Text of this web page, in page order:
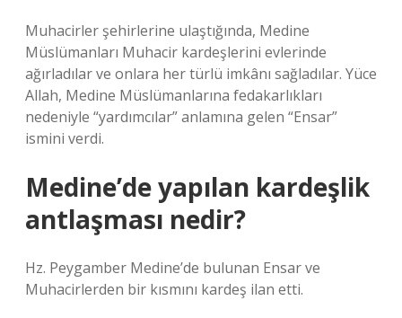
Muhacirler şehirlerine ulaştığında, Medine
Müslümanları Muhacir kardeşlerini evlerinde
ağırladılar ve onlara her türlü imkânı sağladılar. Yüce
Allah, Medine Müslümanlarına fedakarlıkları
nedeniyle “yardımcılar” anlamına gelen “Ensar”
ismini verdi.
Medine’de yapılan kardeşlik
antlaşması nedir?
Hz. Peygamber Medine’de bulunan Ensar ve
Muhacirlerden bir kısmını kardeş ilan etti.